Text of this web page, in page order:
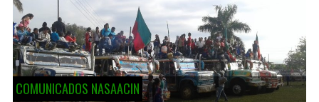
COMUNICADOS NASAACIN